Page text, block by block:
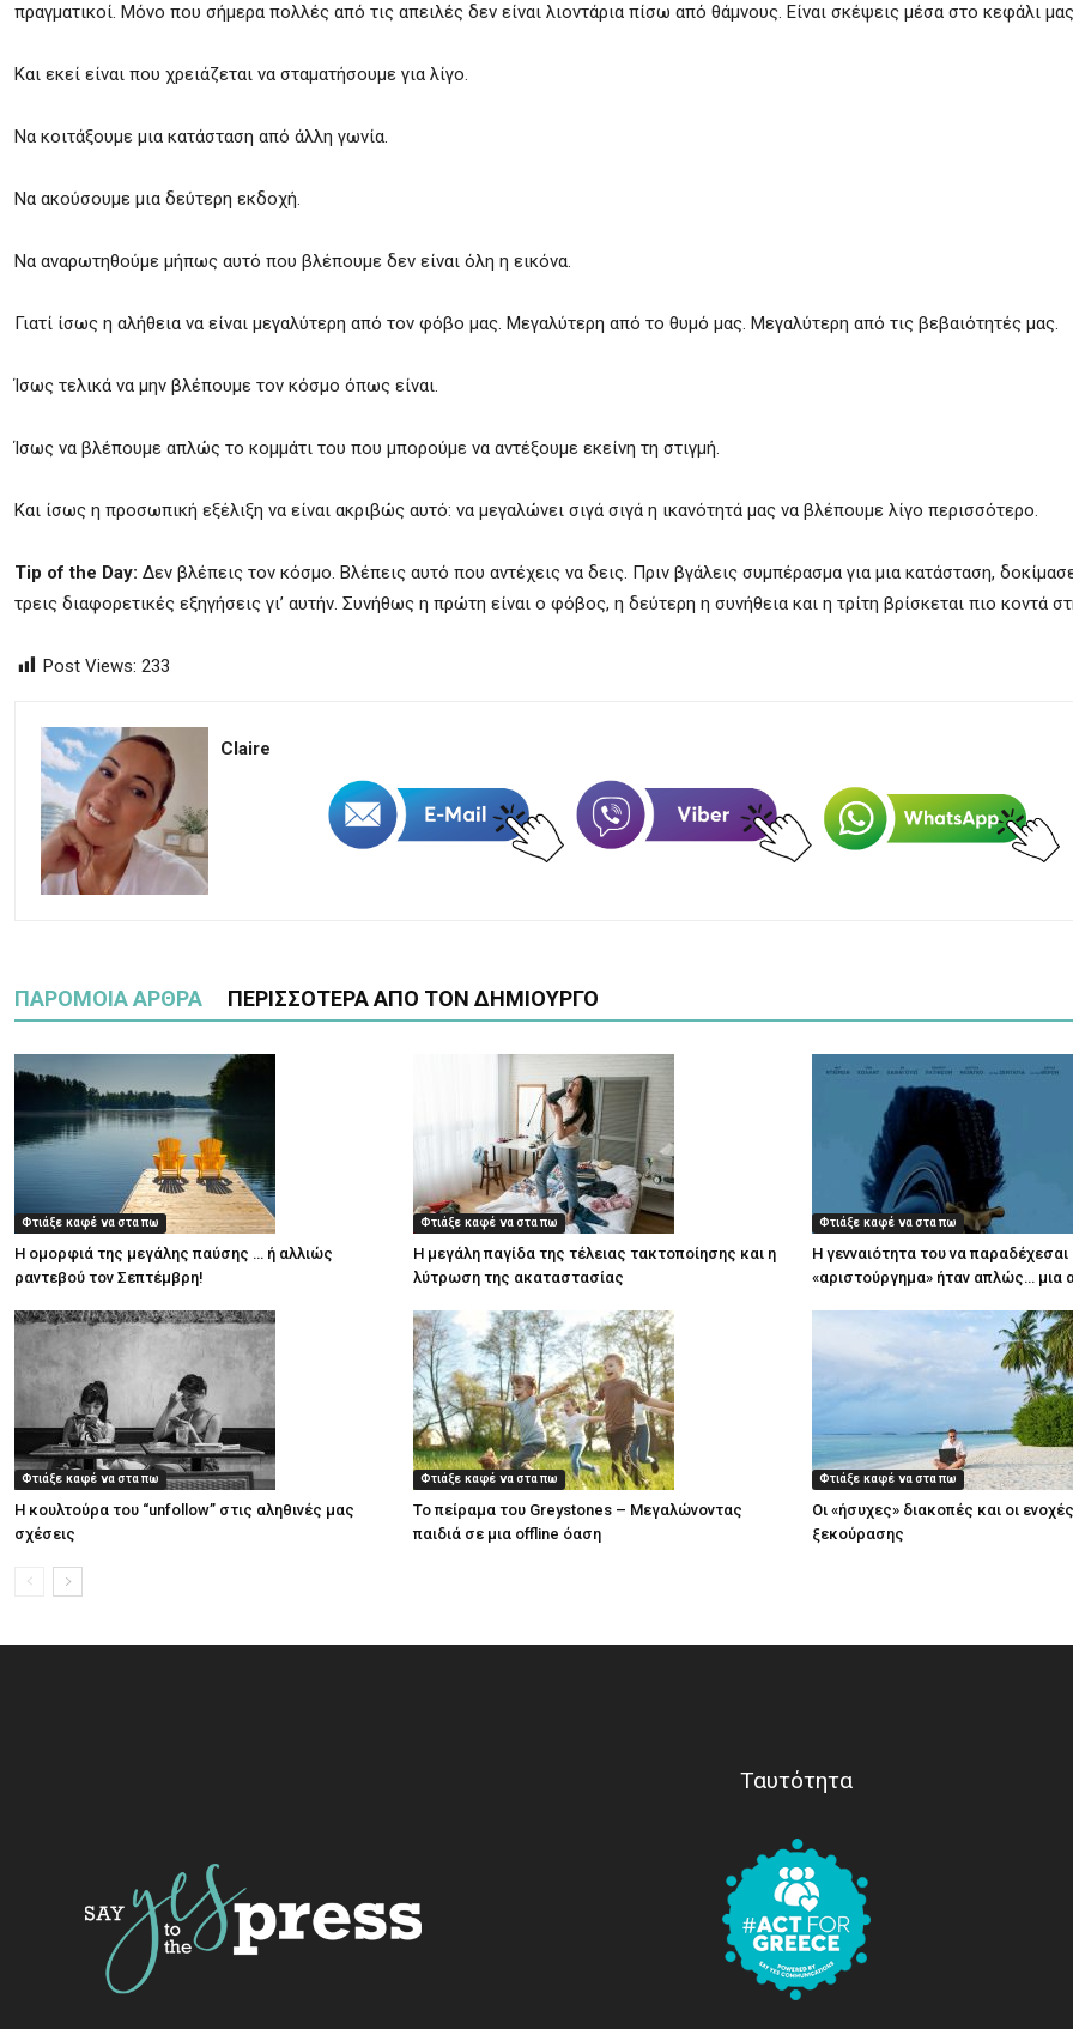
πραγματικοί. Μόνο που σήμερα πολλές από τις απειλές δεν είναι λιοντάρια πίσω από θάμνους. Είναι σκέψεις μέσα στο κεφάλι
Και εκεί είναι που χρειάζεται να σταματήσουμε για λίγο.
Να κοιτάξουμε μια κατάσταση από άλλη γωνία.
Να ακούσουμε μια δεύτερη εκδοχή.
Να αναρωτηθούμε μήπως αυτό που βλέπουμε δεν είναι όλη η εικόνα.
Γιατί ίσως η αλήθεια να είναι μεγαλύτερη από τον φόβο μας. Μεγαλύτερη από το θυμό μας. Μεγαλύτερη από τις βεβαιότητές μας.
Ίσως τελικά να μην βλέπουμε τον κόσμο όπως είναι.
Ίσως να βλέπουμε απλώς το κομμάτι του που μπορούμε να αντέξουμε εκείνη τη στιγμή.
Και ίσως η προσωπική εξέλιξη να είναι ακριβώς αυτό: να μεγαλώνει σιγά σιγά η ικανότητά μας να βλέπουμε λίγο περισσότερο.
Tip of the Day: Δεν βλέπεις τον κόσμο. Βλέπεις αυτό που αντέχεις να δεις. Πριν βγάλεις συμπέρασμα για μια κατάσταση,
τρεις διαφορετικές εξηγήσεις γι’ αυτήν. Συνήθως η πρώτη είναι ο φόβος, η δεύτερη η συνήθεια και η τρίτη βρίσκεται πιο κοντά
Post Views: 233
Claire
ΠΑΡΟΜΟΙΑ ΑΡΘΡΑ ΠΕΡΙΣΣΟΤΕΡΑ ΑΠΟ ΤΟΝ ΔΗΜΙΟΥΡΓΟ
Φτιάξε καφέ να στα πω
Η ομορφιά της μεγάλης παύσης … ή αλλιώς
ραντεβού τον Σεπτέμβρη!
Φτιάξε καφέ να στα πω
Η μεγάλη παγίδα της τέλειας τακτοποίησης και η
λύτρωση της ακαταστασίας
Φτιάξε καφέ να στα πω
Η γενναιότητα του να παραδέχεσαι
«αριστούργημα» ήταν απλώς… μια
Φτιάξε καφέ να στα πω
Η κουλτούρα του “unfollow” στις αληθινές μας
σχέσεις
Φτιάξε καφέ να στα πω
Το πείραμα του Greystones – Μεγαλώνοντας
παιδιά σε μια offline όαση
Φτιάξε καφέ να στα πω
Οι «ήσυχες» διακοπές και οι
ξεκούρασης
Ταυτότητα